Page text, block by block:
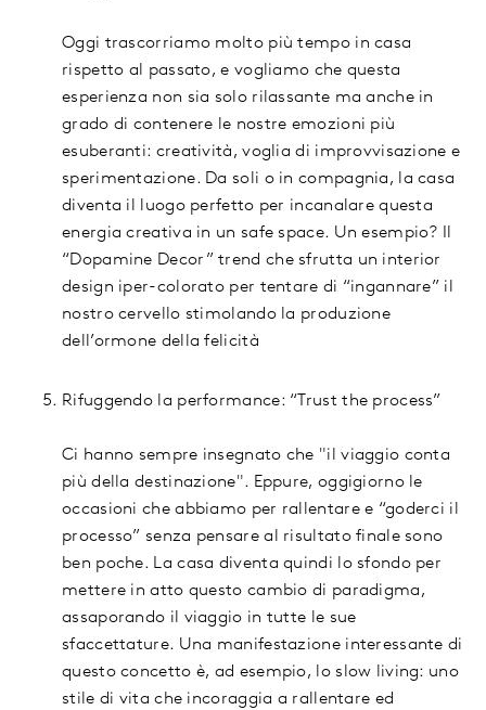
Oggi trascorriamo molto più tempo in casa
rispetto al passato, e vogliamo che questa
esperienza non sia solo rilassante ma anche in
grado di contenere le nostre emozioni più
esuberanti: creatività, voglia di improvvisazione e
sperimentazione. Da soli o in compagnia, la casa
diventa il luogo perfetto per incanalare questa
energia creativa in un safe space. Un esempio? Il
“Dopamine Decor” trend che sfrutta un interior
design iper-colorato per tentare di “ingannare” il
nostro cervello stimolando la produzione
dell’ormone della felicità
Rifuggendo la performance: “Trust the process”
Ci hanno sempre insegnato che "il viaggio conta
più della destinazione". Eppure, oggigiorno le
occasioni che abbiamo per rallentare e “goderci il
processo” senza pensare al risultato finale sono
ben poche. La casa diventa quindi lo sfondo per
mettere in atto questo cambio di paradigma,
assaporando il viaggio in tutte le sue
sfaccettature. Una manifestazione interessante di
questo concetto è, ad esempio, lo slow living: uno
stile di vita che incoraggia a rallentare ed